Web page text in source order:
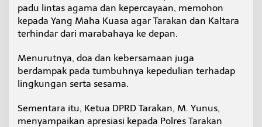
padu lintas agama dan kepercayaan, memohon
kepada Yang Maha Kuasa agar Tarakan dan Kaltara
terhindar dari marabahaya ke depan.
Menurutnya, doa dan kebersamaan juga
berdampak pada tumbuhnya kepedulian terhadap
lingkungan serta sesama.
Sementara itu, Ketua DPRD Tarakan, M. Yunus,
menyampaikan apresiasi kepada Polres Tarakan